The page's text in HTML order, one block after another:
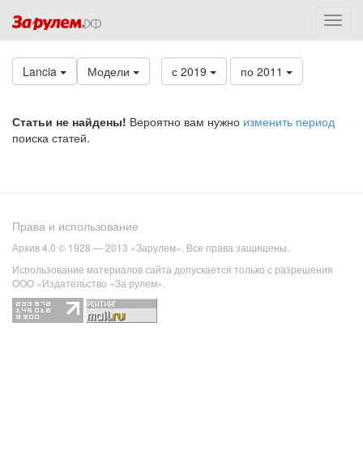
Lancia Модели с 2019 по 2011
Статьи не найдены! Вероятно вам нужно изменить период
поиска статей.
Права и использование
Архив 4.0 © 1928 — 2013 «Зарулем». Все права защищены.
Использование материалов сайта допускается только с разрешения
ООО «Издательство «За рулем».